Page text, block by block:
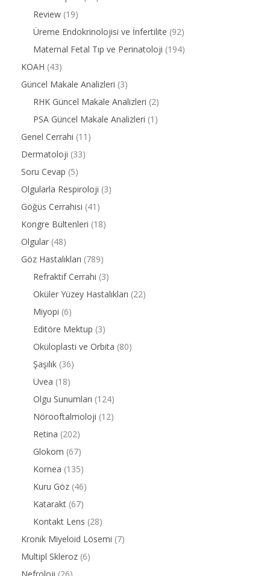
Review (19)
Üreme Endokrinolojisi ve İnfertilite (92)
Maternal Fetal Tıp ve Perinatoloji (194)
KOAH (43)
Güncel Makale Analizleri (3)
RHK Güncel Makale Analizleri (2)
PSA Güncel Makale Analizleri (1)
Genel Cerrahi (11)
Dermatoloji (33)
Soru Cevap (5)
Olgularla Respiroloji (3)
Göğüs Cerrahisi (41)
Kongre Bültenleri (18)
Olgular (48)
Göz Hastalıkları (789)
Refraktif Cerrahi (3)
Oküler Yüzey Hastalıkları (22)
Miyopi (6)
Editöre Mektup (3)
Oküloplasti ve Orbita (80)
Şaşılık (36)
Uvea (18)
Olgu Sunumları (124)
Nörooftalmoloji (12)
Retina (202)
Glokom (67)
Kornea (135)
Kuru Göz (46)
Katarakt (67)
Kontakt Lens (28)
Kronik Miyeloid Lösemi (7)
Multipl Skleroz (6)